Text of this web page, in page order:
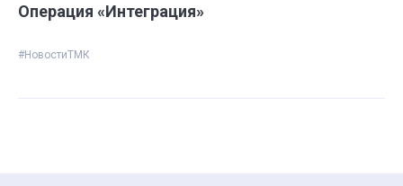
Операция «Интеграция»
#НовостиТМК